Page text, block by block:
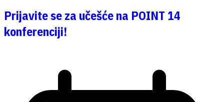
Prijavite se za učešće na POINT 14
konferenciji!